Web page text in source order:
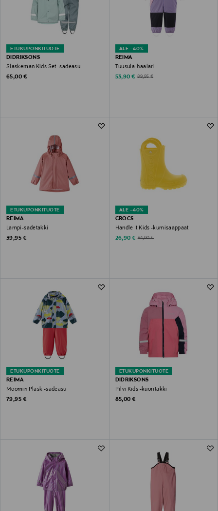
ETUKUPONKITUOTE
DIDRIKSONS
Slaskeman Kids Set -sadeasu
Original Price
65,00 €
ALE –40%
REIMA
Tuusula-haalari
Discounted Price
53,90 € Original Price
89,95 €
ETUKUPONKITUOTE
REIMA
Lampi-sadetakki
Original Price
39,95 €
ALE –40%
CROCS
Handle It Kids -kumisaappaat
Discounted Price
26,90 € Original Price
44,90 €
ETUKUPONKITUOTE
REIMA
Moomin Plask -sadeasu
Original Price
79,95 €
ETUKUPONKITUOTE
DIDRIKSONS
Pilvi Kids -kuoritakki
Original Price
85,00 €